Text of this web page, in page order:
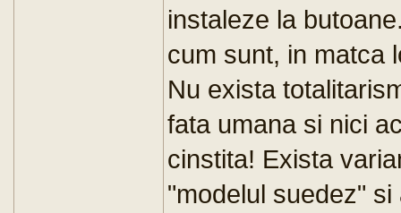
instaleze la
cum sunt, in matca
Nu exista
fata umana si nici
cinstita! Exista
"modelul suedez"